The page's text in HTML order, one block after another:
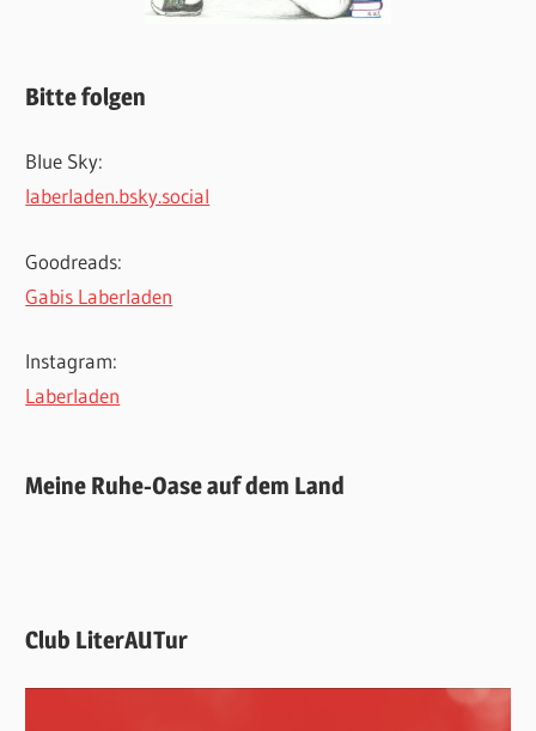
Bitte folgen
Blue Sky:
laberladen.bsky.social
Goodreads:
Gabis Laberladen
Instagram:
Laberladen
Meine Ruhe-Oase auf dem Land
Club LiterAUTur